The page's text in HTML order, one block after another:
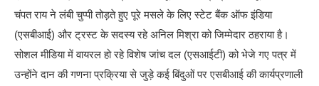
चंपत राय ने लंबी चुप्पी तोड़ते हुए पूरे मसले के लिए स्टेट बैंक ऑफ इंडिया
(एसबीआई) और ट्रस्ट के सदस्य रहे अनिल मिश्रा को जिम्मेदार ठहराया है।
सोशल मीडिया में वायरल हो रहे विशेष जांच दल (एसआईटी) को भेजे गए पत्र में
उन्होंने दान की गणना प्रक्रिया से जुड़े कई बिंदुओं पर एसबीआई की कार्यप्रणाली